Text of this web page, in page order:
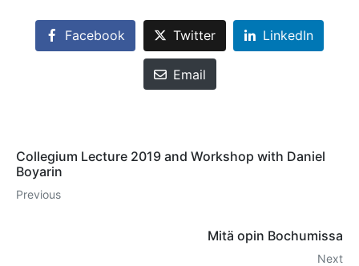
Facebook Twitter LinkedIn
Email
Collegium Lecture 2019 and Workshop with Daniel
Boyarin
Previous
Mitä opin Bochumissa
Next